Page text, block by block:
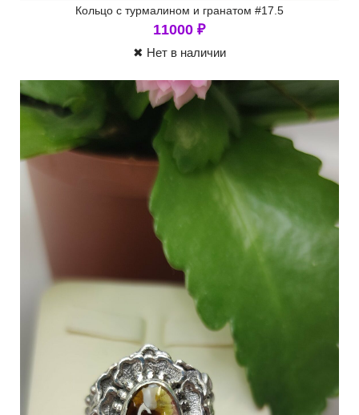
Кольцо с турмалином и гранатом #17.5
11000 ₽
✖ Нет в наличии